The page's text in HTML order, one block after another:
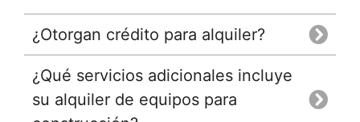
¿Otorgan crédito para alquiler?
¿Qué servicios adicionales incluye
su alquiler de equipos para